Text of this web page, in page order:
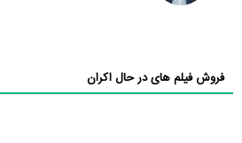
فروش فیلم های در حال اکران